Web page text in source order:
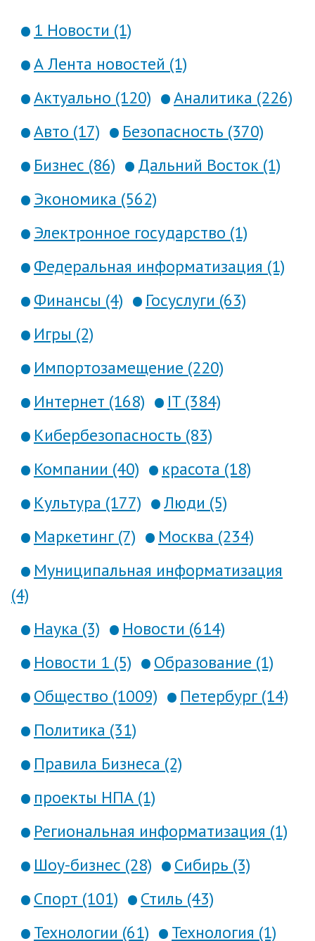
1 Новости (1)
А Лента новостей (1)
Актуально (120)
Аналитика (226)
Авто (17)
Безопасность (370)
Бизнес (86)
Дальний Восток (1)
Экономика (562)
Электронное государство (1)
Федеральная информатизация (1)
Финансы (4)
Госуслуги (63)
Игры (2)
Импортозамещение (220)
Интернет (168)
IT (384)
Кибербезопасность (83)
Компании (40)
красота (18)
Культура (177)
Люди (5)
Маркетинг (7)
Москва (234)
Муниципальная информатизация
(4)
Наука (3)
Новости (614)
Новости 1 (5)
Образование (1)
Общество (1009)
Петербург (14)
Политика (31)
Правила Бизнеса (2)
проекты НПА (1)
Региональная информатизация (1)
Шоу-бизнес (28)
Сибирь (3)
Спорт (101)
Стиль (43)
Технологии (61)
Технология (1)